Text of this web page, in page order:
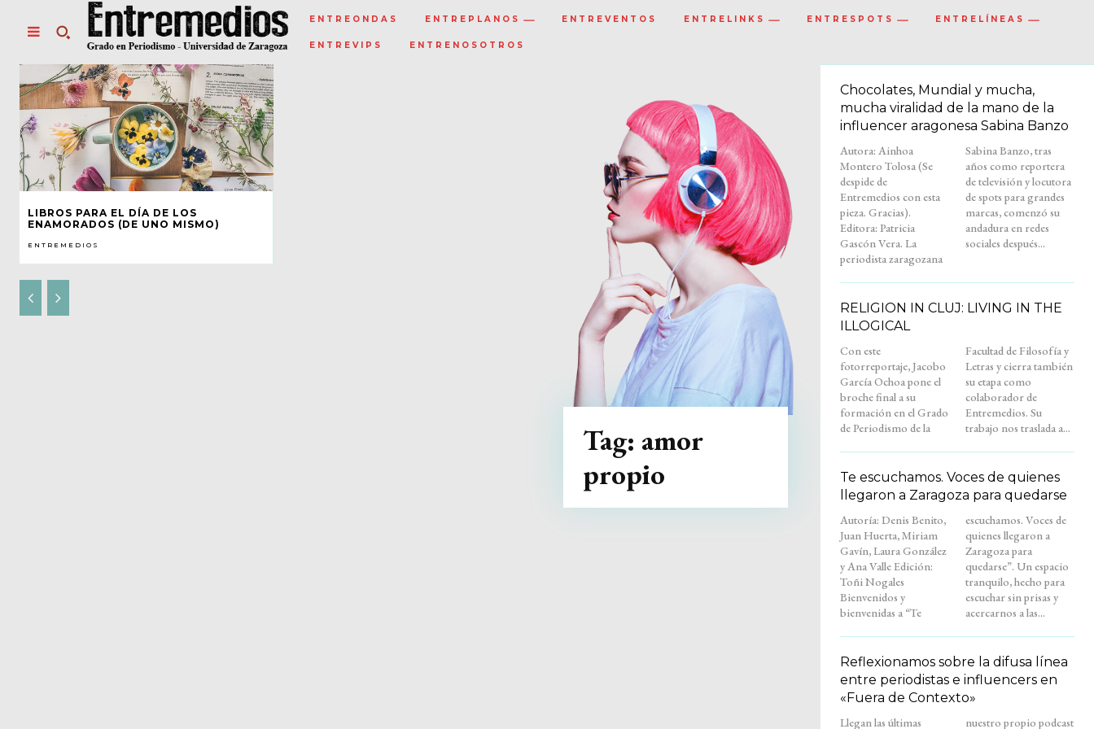
ENTREONDAS ENTREPLANOS ENTREVENTOS ENTRELINKS ENTRESPOTS ENTRELÍNEAS
ENTREVIPS ENTRENOSOTROS
LIBROS PARA EL DÍA DE LOS
ENAMORADOS (DE UNO MISMO)
ENTREMEDIOS
Tag: amor
propio
Chocolates, Mundial y mucha,
mucha viralidad de la mano de la
influencer aragonesa Sabina Banzo
Autora: Ainhoa
Montero Tolosa (Se
despide de
Entremedios con esta
pieza. Gracias).
Editora: Patricia
Gascón Vera. La
periodista zaragozana
Sabina Banzo, tras
años como reportera
de televisión y locutora
de spots para grandes
marcas, comenzó su
andadura en redes
sociales después...
RELIGION IN CLUJ: LIVING IN THE
ILLOGICAL
Con este
fotorreportaje, Jacobo
García Ochoa pone el
broche final a su
formación en el Grado
de Periodismo de la
Facultad de Filosofía y
Letras y cierra también
su etapa como
colaborador de
Entremedios. Su
trabajo nos traslada a...
Te escuchamos. Voces de quienes
llegaron a Zaragoza para quedarse
Autoría: Denis Benito,
Juan Huerta, Miriam
Gavín, Laura González
y Ana Valle Edición:
Toñi Nogales
Bienvenidos y
bienvenidas a “Te
escuchamos. Voces de
quienes llegaron a
Zaragoza para
quedarse”. Un espacio
tranquilo, hecho para
escuchar sin prisas y
acercarnos a las...
Reflexionamos sobre la difusa línea
entre periodistas e influencers en
«Fuera de Contexto»
Llegan las últimas
nuestro propio podcast